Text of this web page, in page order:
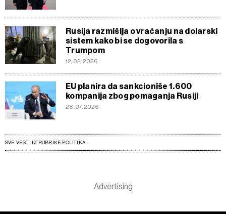
Rusija razmišlja o vraćanju na dolarski
sistem kako bi se dogovorila s
Trumpom
12.02.2026
EU planira da sankcioniše 1.600
kompanija zbog pomaganja Rusiji
28.07.2026
SVE VESTI IZ RUBRIKE POLITIKA